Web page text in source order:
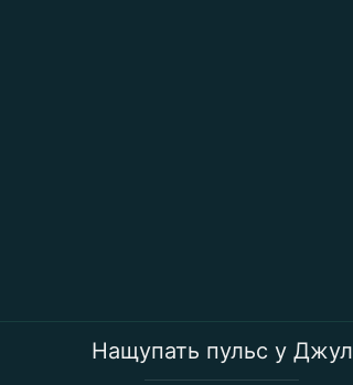
Нащупать пульс у Джул